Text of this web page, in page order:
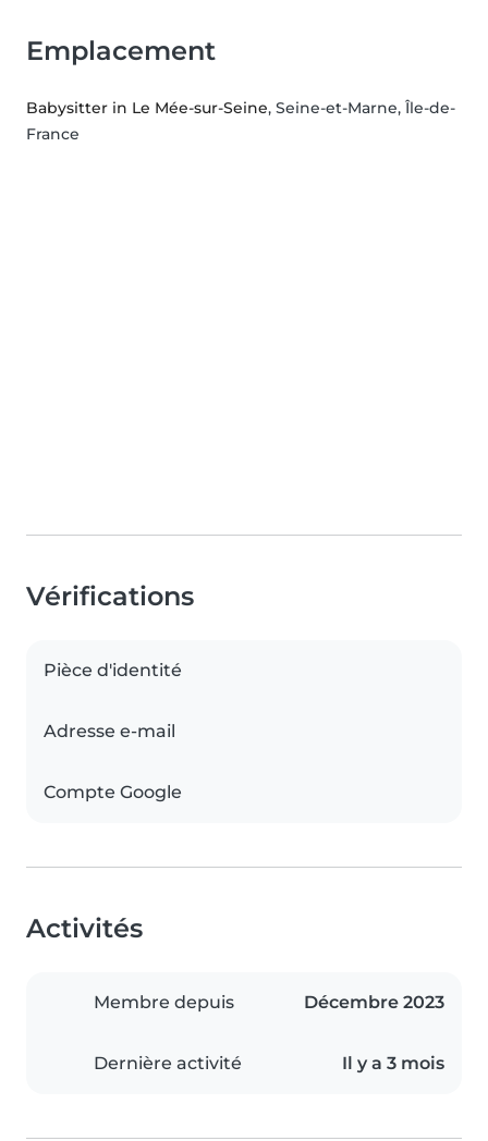
Emplacement
Babysitter in Le Mée-sur-Seine, Seine-et-Marne, Île-de-
France
Vérifications
Pièce d'identité
Adresse e-mail
Compte Google
Activités
Membre depuis Décembre 2023
Dernière activité Il y a 3 mois